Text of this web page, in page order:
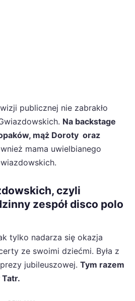
publicznej nie zabrakło
Na backstage
mąż Doroty oraz
mama uwielbianego
czyli
zespół disco polo
tylko nadarza się okazja
ze swoimi dziećmi. Była z
jubileuszowej. Tym razem
Tatr.